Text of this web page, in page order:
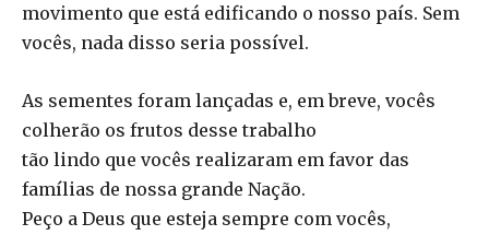
movimento que está edificando o nosso país. Sem
vocês, nada disso seria possível.
As sementes foram lançadas e, em breve, vocês
colherão os frutos desse trabalho
tão lindo que vocês realizaram em favor das
famílias de nossa grande Nação.
Peço a Deus que esteja sempre com vocês,